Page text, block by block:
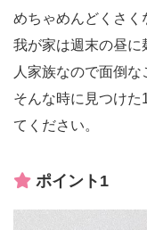
めちゃめんどくさく
我が家は週末の昼
人家族なので面倒な
そんな時に見つけ
てください。
ポイント1